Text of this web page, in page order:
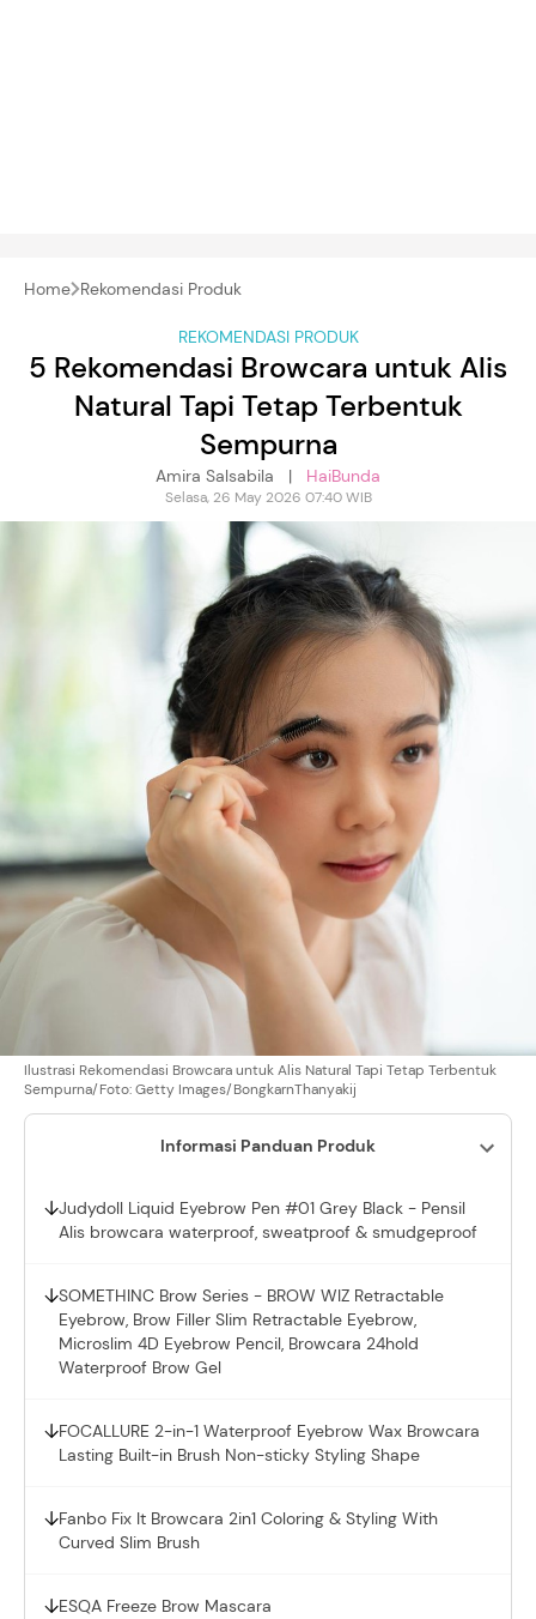
Home Rekomendasi Produk
REKOMENDASI PRODUK
5 Rekomendasi Browcara untuk Alis
Natural Tapi Tetap Terbentuk
Sempurna
Amira Salsabila | HaiBunda
Selasa, 26 May 2026 07:40 WIB
Ilustrasi Rekomendasi Browcara untuk Alis Natural Tapi Tetap Terbentuk
Sempurna/Foto: Getty Images/BongkarnThanyakij
Informasi Panduan Produk
Judydoll Liquid Eyebrow Pen #01 Grey Black - Pensil
Alis browcara waterproof, sweatproof & smudgeproof
SOMETHINC Brow Series - BROW WIZ Retractable
Eyebrow, Brow Filler Slim Retractable Eyebrow,
Microslim 4D Eyebrow Pencil, Browcara 24hold
Waterproof Brow Gel
FOCALLURE 2-in-1 Waterproof Eyebrow Wax Browcara
Lasting Built-in Brush Non-sticky Styling Shape
Fanbo Fix It Browcara 2in1 Coloring & Styling With
Curved Slim Brush
ESQA Freeze Brow Mascara